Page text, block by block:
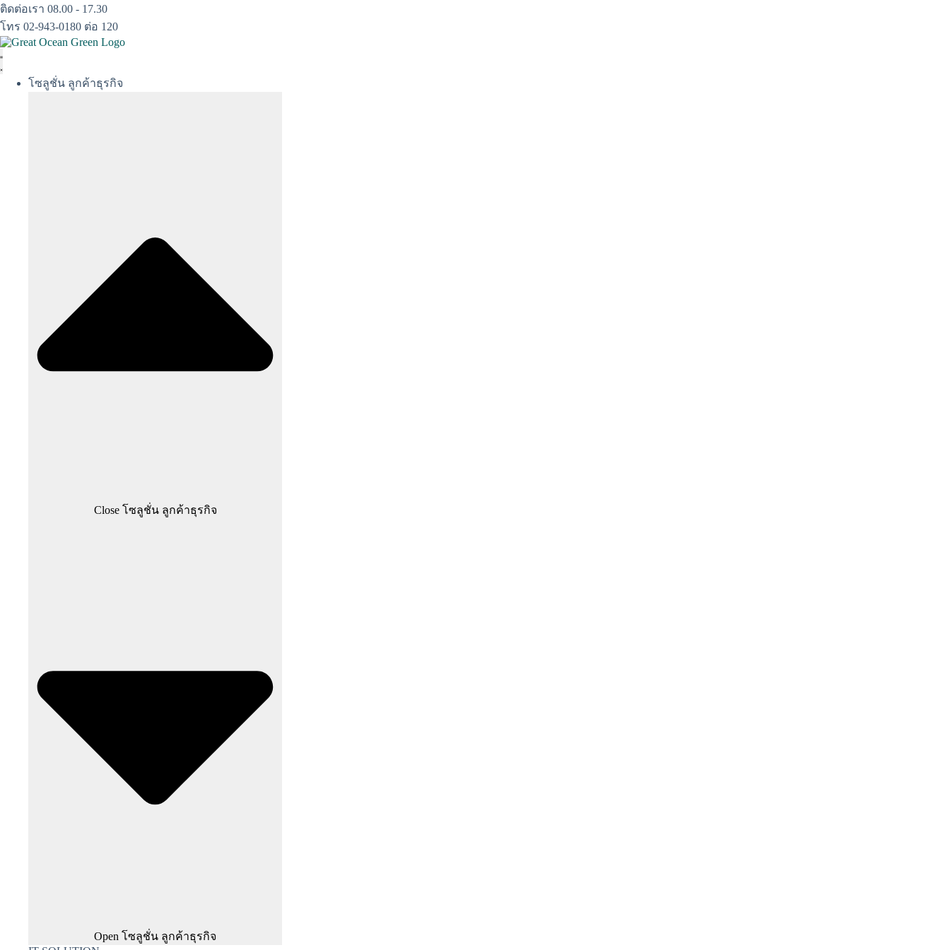
Skip
to
content
ติดต่อเรา 08.00 - 17.30
โทร 02-943-0180 ต่อ 120
โซลูชั่น ลูกค้าธุรกิจ
Close โซลูชั่น ลูกค้าธุรกิจ
Open โซลูชั่น ลูกค้าธุรกิจ